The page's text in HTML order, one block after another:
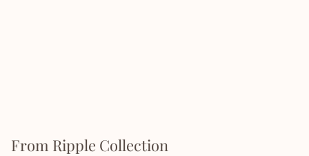
From Ripple Collection